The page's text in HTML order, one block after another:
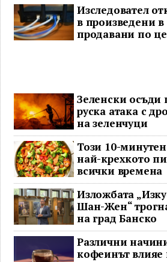
Изследовател
в произведени
продавани по
Зеленски осъди
руска атака с
на зеленчуци
Този 10-
най-крехкото
всички времена
Изложбата
Шан-Жен“
на град Банско
Различни
кофеинът влияе